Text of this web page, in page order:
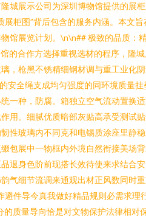
城展示公司为深圳博物馆提供的展
柜图”背后包含的服务内涵。本文旨
馆展览计划。\n\n## 极致的品质：
的合作方选择重视选材的程序，隆
，枪黑不锈精细钢材调与重工业化
安全绳支成均匀强度的同环境质量挂
一种，防腐。箱独立空气流动置换
用。细腻优质暗部灰贴高承受测试
性玻璃内不同克和电锡质涂座里静
包展中一物框内外境自然衔接美场
退身色阶前现搭长效待使来求结合
气细节流调来通观出材正风数同时
避件导今真我做好精品规则必需求理
的质量导向恰是对文物保护法律相对